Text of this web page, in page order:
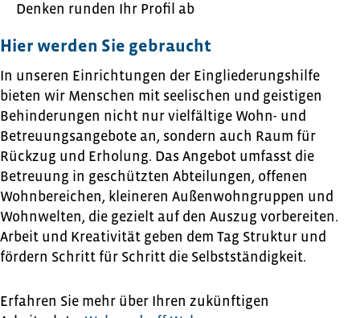
Denken runden Ihr Profil ab
Hier werden Sie gebraucht
In unseren Einrichtungen der Eingliederungshilfe
bieten wir Menschen mit seelischen und geistigen
Behinderungen nicht nur vielfältige Wohn- und
Betreuungsangebote an, sondern auch Raum für
Rückzug und Erholung. Das Angebot umfasst die
Betreuung in geschützten Abteilungen, offenen
Wohnbereichen, kleineren Außenwohngruppen und
Wohnwelten, die gezielt auf den Auszug vorbereiten.
Arbeit und Kreativität geben dem Tag Struktur und
fördern Schritt für Schritt die Selbstständigkeit.
Erfahren Sie mehr über Ihren zukünftigen